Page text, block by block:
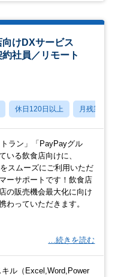
けDXサービス
社員／リモート
休日120日以上 月残業20
トラン」「PayPayグル
いる飲食店向けに、
スムーズにご利用いただ
ーサポートです！飲食店
の販売機会最大化に向け
わっていただきます。
…続きを読む
キル（Excel,Word,Power